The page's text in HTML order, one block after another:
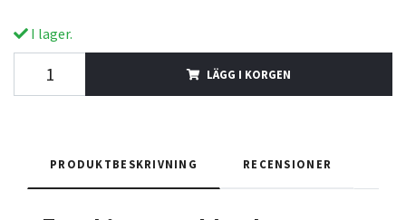
I lager.
LÄGG I KORGEN
PRODUKTBESKRIVNING RECENSIONER